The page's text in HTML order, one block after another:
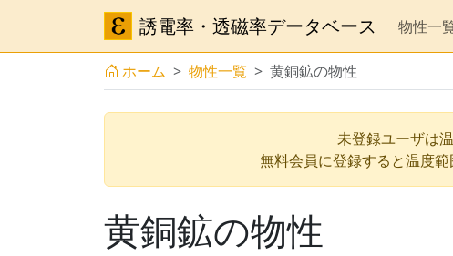
誘電率・透磁率データベース 物性一
ホーム 物性一覧 黄銅鉱の物性
未登録ユーザは
無料会員に登録すると温度
黄銅鉱の物性